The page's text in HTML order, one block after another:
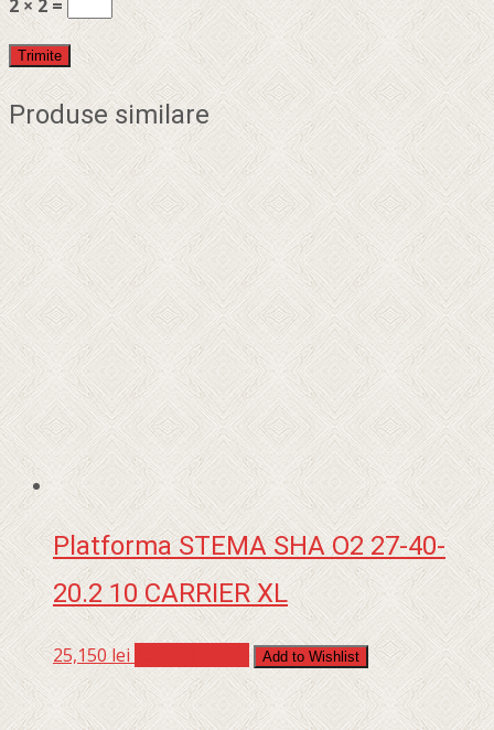
2 × 2 =
Produse similare
Platforma STEMA SHA O2 27-40-
20.2 10 CARRIER XL
25,150lei Add to Wishlist